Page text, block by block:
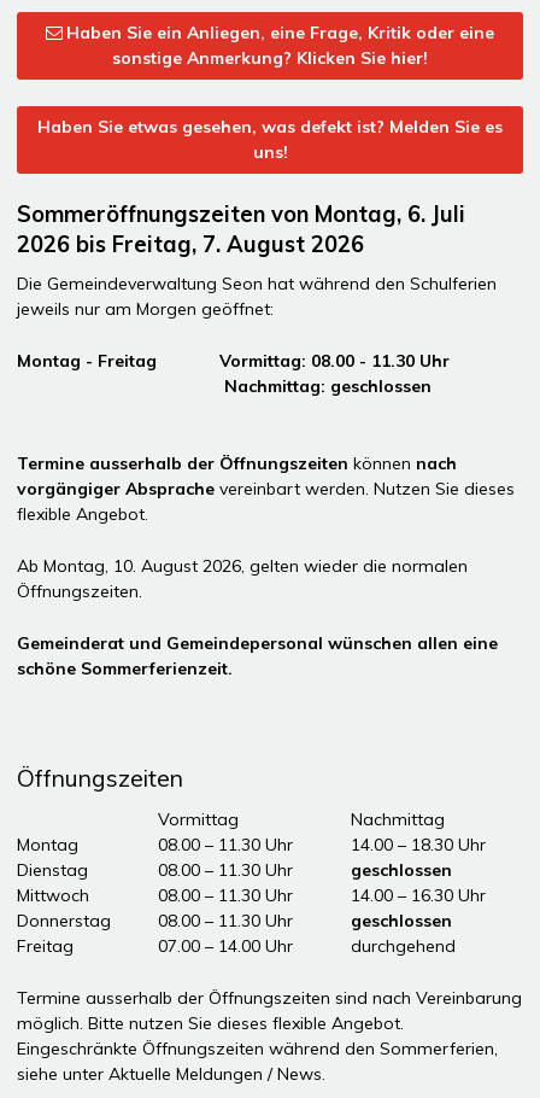
Haben Sie ein Anliegen, eine Frage, Kritik oder eine
sonstige Anmerkung? Klicken Sie hier!
Haben Sie etwas gesehen, was defekt ist? Melden Sie es
uns!
Sommeröffnungszeiten von Montag, 6. Juli
2026 bis Freitag, 7. August 2026
Die Gemeindeverwaltung Seon hat während den Schulferien
jeweils nur am Morgen geöffnet:
Montag - Freitag Vormittag: 08.00 - 11.30 Uhr
Nachmittag: geschlossen
Termine ausserhalb der Öffnungszeiten können nach
vorgängiger Absprache vereinbart werden. Nutzen Sie dieses
flexible Angebot.
Ab Montag, 10. August 2026, gelten wieder die normalen
Öffnungszeiten.
Gemeinderat und Gemeindepersonal wünschen allen eine
schöne Sommerferienzeit.
Öffnungszeiten
Öffnungszeiten Vormittag
Vormittag
Nachmittag
Montag
08.00 – 11.30 Uhr
14.00 – 18.30 Uhr
Dienstag
08.00 – 11.30 Uhr
geschlossen
Mittwoch
08.00 – 11.30 Uhr
14.00 – 16.30 Uhr
Donnerstag
08.00 – 11.30 Uhr
geschlossen
Freitag
07.00 – 14.00 Uhr durchgehend
Termine ausserhalb der Öffnungszeiten sind nach Vereinbarung
möglich. Bitte nutzen Sie dieses flexible Angebot.
Eingeschränkte Öffnungszeiten während den Sommerferien,
siehe unterAktuelle Meldungen / News.